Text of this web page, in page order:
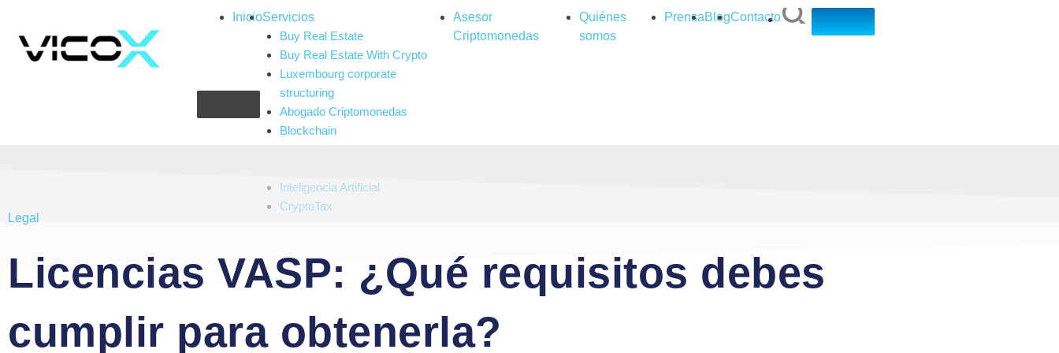
InicioServicios
Buy Real Estate
Buy Real Estate With Crypto
Luxembourg corporate
structuring
Abogado Criptomonedas
Blockchain
Inteligencia Artificial
CryptoTax
Asesor
Criptomonedas
Quiénes
somos
PrensaBlogContacto
Legal
Licencias VASP: ¿Qué requisitos debes
cumplir para obtenerla?